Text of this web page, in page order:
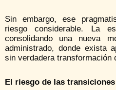
Sin embargo, ese
riesgo considerable. La
consolidando una nueva
administrado, donde exista
sin verdadera transformación
El riesgo de las